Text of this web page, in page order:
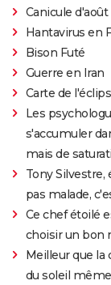
Canicule d'août
Hantavirus en
Bison Futé
Guerre en Iran
Carte de
Les
s'accumuler
mais de
Tony
pas malade,
Ce chef étoilé
choisir un bon
Meilleur que la
du soleil